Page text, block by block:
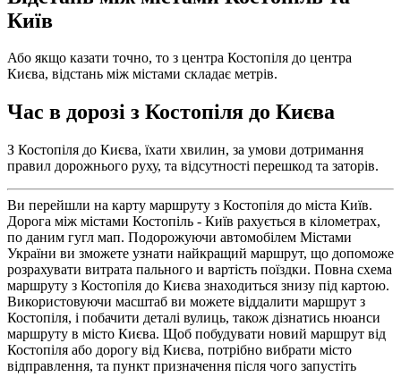
Київ
Або якщо казати точно, то з центра Костопіля до центра
Києва, відстань між містами складає метрів.
Час в дорозі з Костопіля до Києва
З Костопіля до Києва, їхати хвилин, за умови дотримання
правил дорожнього руху, та відсутності перешкод та заторів.
Ви перейшли на карту маршруту з Костопіля до міста Київ.
Дорога між містами Костопіль - Київ рахується в кілометрах,
по даним гугл мап. Подорожуючи автомобілем Містами
України ви зможете узнати найкращий маршрут, що допоможе
розрахувати витрата пального и вартість поїздки. Повна схема
маршруту з Костопіля до Києва знаходиться знизу під картою.
Використовуючи масштаб ви можете віддалити маршрут з
Костопіля, і побачити деталі вулиць, також дізнатись нюанси
маршруту в місто Києва. Щоб побудувати новий маршрут від
Костопіля або дорогу від Києва, потрібно вибрати місто
відправлення, та пункт призначення після чого запустіть